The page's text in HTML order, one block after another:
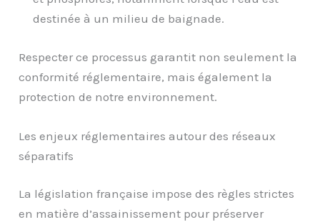
destinée à un milieu de baignade.
Respecter ce processus garantit non seulement la
conformité réglementaire, mais également la
protection de notre environnement.
Les enjeux réglementaires autour des réseaux
séparatifs
La législation française impose des règles strictes
en matière d’assainissement pour préserver